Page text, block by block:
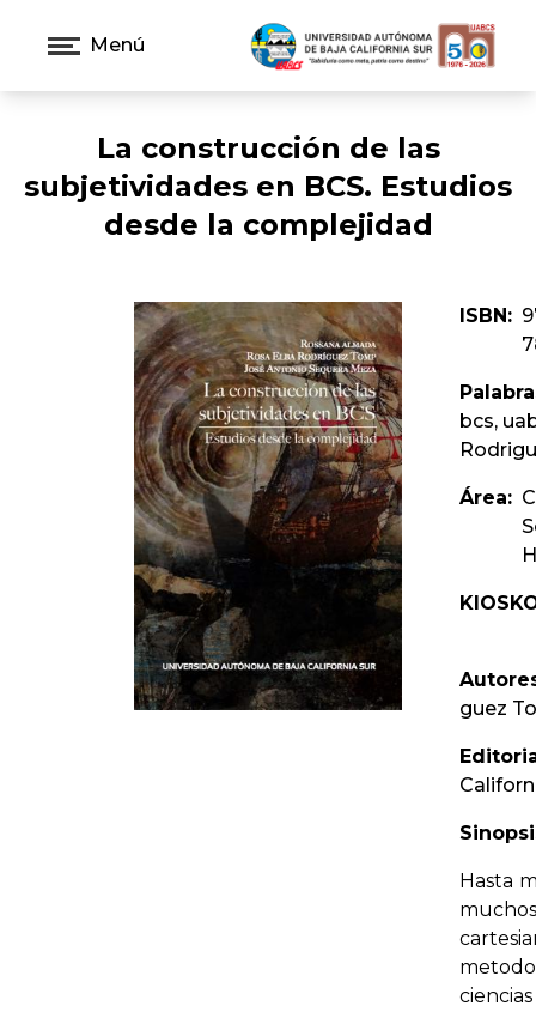
Menú
La construcción de las
subjetividades en BCS. Estudios
desde la complejidad
ISBN:
bcs,
Área:
guez
Hasta